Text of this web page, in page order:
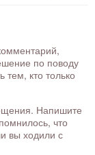
по поводу
тем, кто только
Напишите
что
вы ходили с